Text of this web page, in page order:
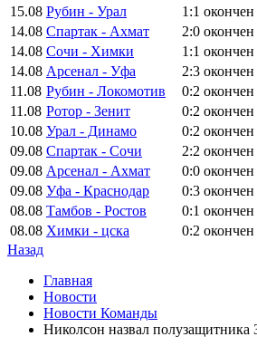
15.08 Рубин - Урал 1:1 окончен
14.08 Спартак - Ахмат 2:0 окончен
14.08 Сочи - Химки 1:1 окончен
14.08 Арсенал - Уфа 2:3 окончен
11.08 Рубин - Локомотив 0:2 окончен
11.08 Ротор - Зенит 0:2 окончен
10.08 Урал - Динамо 0:2 окончен
09.08 Спартак - Сочи 2:2 окончен
09.08 Арсенал - Ахмат 0:0 окончен
09.08 Уфа - Краснодар 0:3 окончен
08.08 Тамбов - Ростов 0:1 окончен
08.08 Химки - цска 0:2 окончен
Назад
Главная
Новости
Новости Команды
Николсон назвал полузащитника